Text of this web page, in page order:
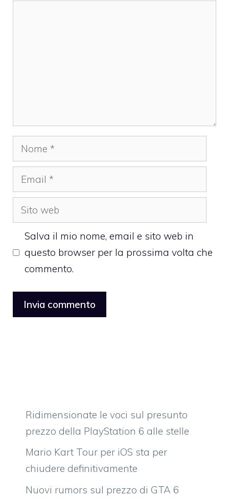
Nome
Email
Sito
web
Salva il mio nome, email e sito web in
questo browser per la prossima volta che
commento.
Ridimensionate le voci sul presunto
prezzo della PlayStation 6 alle stelle
Mario Kart Tour per iOS sta per
chiudere definitivamente
Nuovi rumors sul prezzo di GTA 6